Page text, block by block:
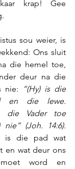
krap! Gee
sou weier, is
Ons sluit
die hemel toe,
deur na die
nie:
“(Hy) is die
en die lewe.
die Vader toe
(Joh. 14:6).
is die pad wat
en wat deur ons
word en